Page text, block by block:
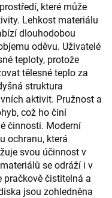
které může
Lehkost materiálu
dlouhodobou
oděvu. Uživatelé
teploty, protože
tělesné teplo za
struktura
aktivit. Pružnost a
což ho činí
činnosti. Moderní
ochranu, která
svou účinnost v
se odráží i v
pračkově čistitelná a
jsou zohledněna